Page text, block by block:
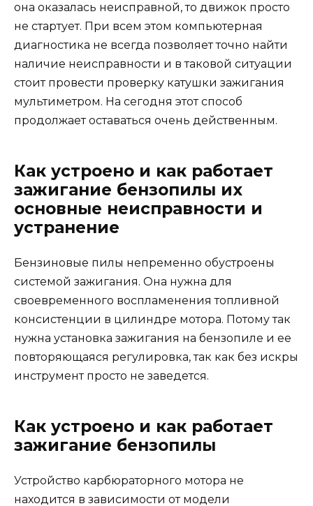
она оказалась неисправной, то движок просто
не стартует. При всем этом компьютерная
диагностика не всегда позволяет точно найти
наличие неисправности и в таковой ситуации
стоит провести проверку катушки зажигания
мультиметром. На сегодня этот способ
продолжает оставаться очень действенным.
Как устроено и как работает
зажигание бензопилы их
основные неисправности и
устранение
Бензиновые пилы непременно обустроены
системой зажигания. Она нужна для
своевременного воспламенения топливной
консистенции в цилиндре мотора. Потому так
нужна установка зажигания на бензопиле и ее
повторяющаяся регулировка, так как без искры
инструмент просто не заведется.
Как устроено и как работает
зажигание бензопилы
Устройство карбюраторного мотора не
находится в зависимости от модели